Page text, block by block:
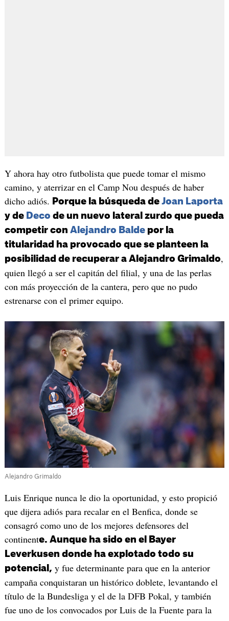
Y ahora hay otro futbolista que puede tomar el mismo
camino, y aterrizar en el Camp Nou después de haber
dicho adiós.
Porque la búsqueda de Joan Laporta
y de Deco de un nuevo lateral zurdo que pueda
competir con Alejandro Baldepor la
titularidad ha provocado que se planteen la
posibilidad de recuperar a Alejandro Grimaldo,
quien llegó a ser el capitán del filial, y una de las perlas
con más proyección de la cantera, pero que no pudo
estrenarse con el primer equipo.
Alejandro Grimaldo
Luis Enrique nunca le dio la oportunidad, y esto propició
que dijera adiós para recalar en el Benfica, donde se
consagró como uno de los mejores defensores del
continente. Aunque ha sido en el Bayer
Leverkusen donde ha explotado todo su
potencial, y fue determinante para que en la anterior
campaña conquistaran un histórico doblete, levantando el
título de la Bundesliga y el de la DFB Pokal, y también
fue uno de los convocados por Luis de la Fuente para la